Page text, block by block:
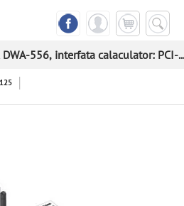
556, interfata calaculator: PCI-...